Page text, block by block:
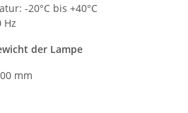
-20°C bis +40°C
Hz
der Lampe
mm